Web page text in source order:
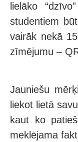
lielāko
studentiem
vairāk nekā
zīmējumu –
Jauniešu
liekot lietā
kaut ko
meklējama